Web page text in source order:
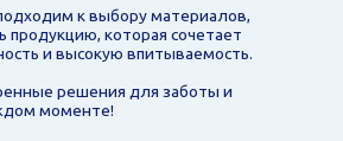
к выбору материалов,
которая сочетает
и высокую впитываемость.
решения для заботы и
моменте!